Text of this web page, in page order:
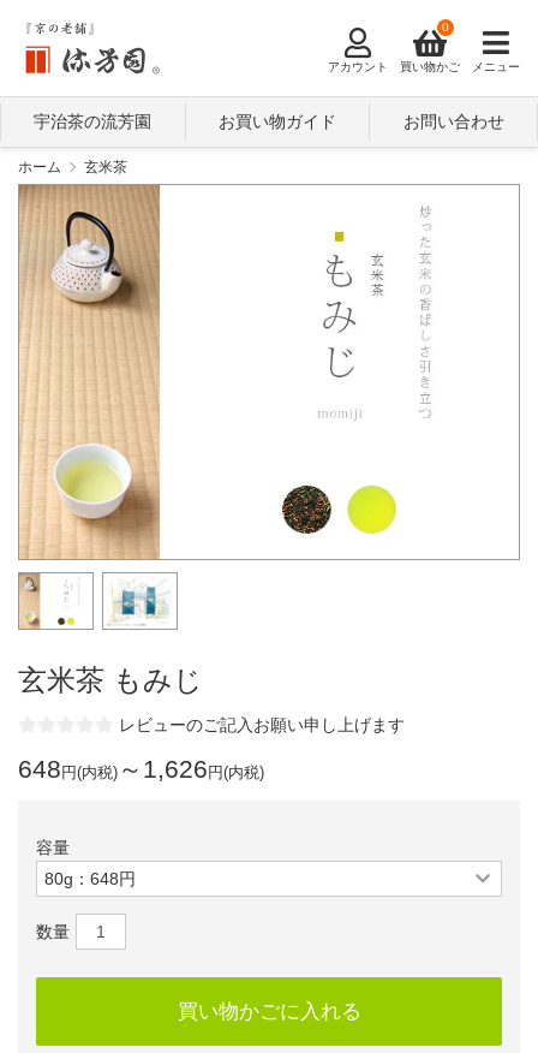
アカウント 買い物かご
0
メニュー
宇治茶の流芳園 お買い物ガイド お問い合わせ
ホーム 玄米茶
玄米茶 もみじ
レビューのご記入お願い申し上げます
648 円(内税) ～1,626 円(内税)
容量
数量